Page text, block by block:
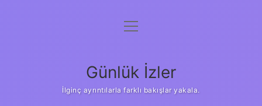
Anasayfa
Yasal Uyarı
menüyü
Günlük İzler
İlginç ayrıntılarla farklı bakışlar yakala.